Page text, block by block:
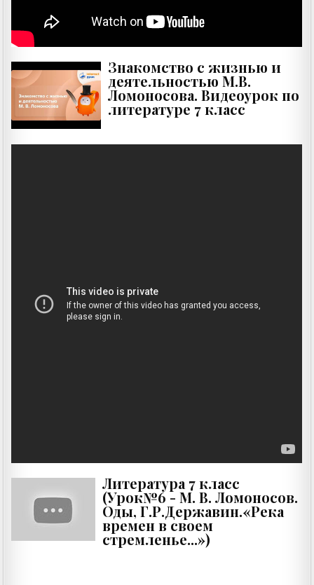
Знакомство с жизнью и
деятельностью М.В.
Ломоносова. Видеоурок по
литературе 7 класс
Литература 7 класс
(Урок№6 - М. В. Ломоносов.
Оды, Г.Р.Державин.«Река
времен в своем
стремленье...»)